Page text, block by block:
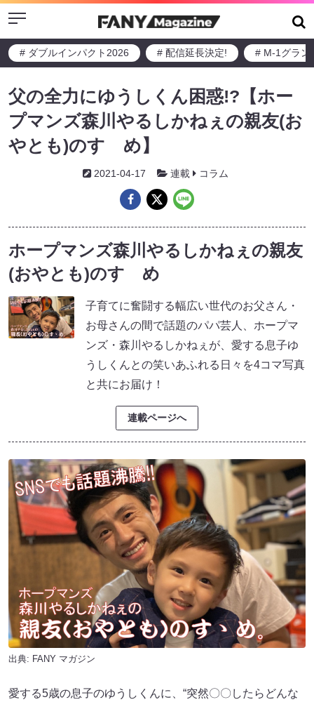
Menu
# ダブルインパクト2026 # 配信延長決定! # M-1グラン
父の全力にゆうしくん困惑!?【ホー
プマンズ森川やるしかねぇの親友(お
やとも)のすゝめ】
2021-04-17 連載 コラム
ホープマンズ森川やるしかねぇの親友
(おやとも)のすゝめ
子育てに奮闘する幅広い世代のお父さん・
お母さんの間で話題のパパ芸人、ホープマ
ンズ・森川やるしかねぇが、愛する息子ゆ
うしくんとの笑いあふれる日々を4コマ写真
と共にお届け！
連載ページへ
出典: FANY マガジン
愛する5歳の息子のゆうしくんに、“突然〇〇したらどんな